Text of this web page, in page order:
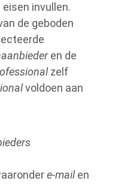
invullen.
de geboden
en de
zelf
voldoen aan
e-mailen